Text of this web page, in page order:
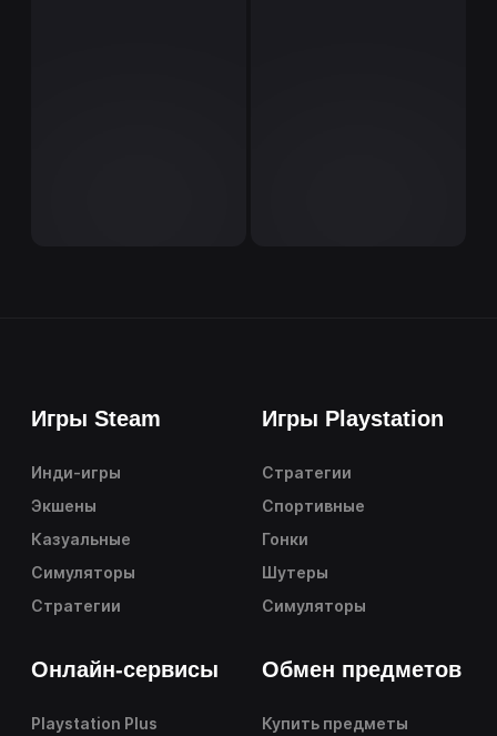
Игры Steam
Инди-игры
Экшены
Казуальные
Симуляторы
Стратегии
Игры Playstation
Стратегии
Спортивные
Гонки
Шутеры
Симуляторы
Онлайн-сервисы
Playstation Plus
Обмен предметов
Купить предметы